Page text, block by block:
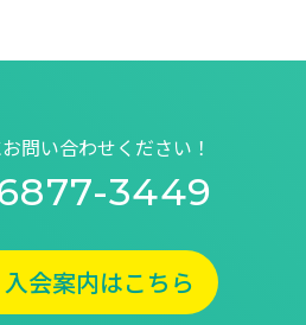
問い合わせください！
3449
会案内はこちら